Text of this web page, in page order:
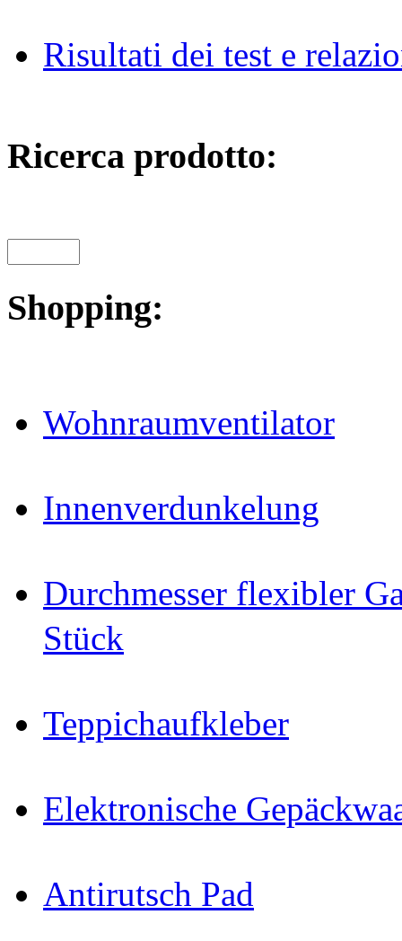
Risultati dei test e
Ricerca prodotto:
Shopping:
Wohnraumventilator
Innenverdunkelung
Durchmesser flexibler
Stück
Teppichaufkleber
Elektronische
Antirutsch Pad